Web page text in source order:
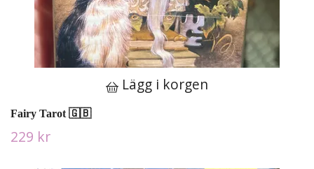
Lägg i korgen
Fairy Tarot 🇬🇧
229 kr